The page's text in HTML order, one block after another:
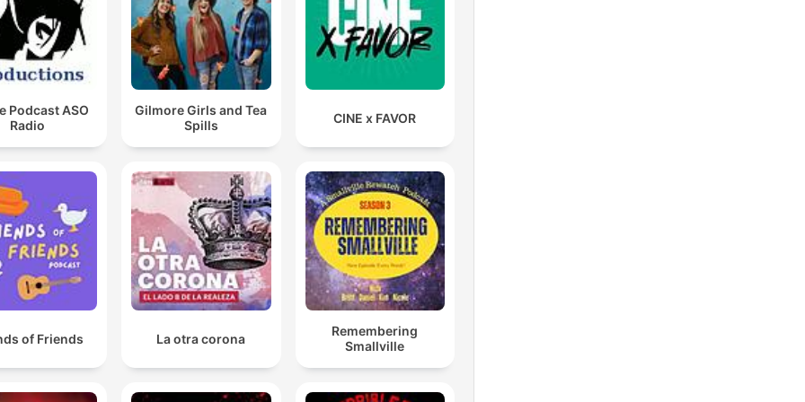
Podcast ASO
Radio
Gilmore Girls and Tea
Spills
CINE x FAVOR
of Friends La otra corona
Remembering
Smallville